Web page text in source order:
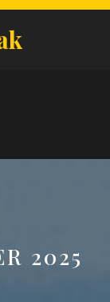
2025